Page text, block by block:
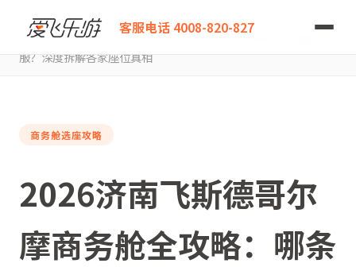
客服电话 4008-820-827
爱飞乐游
2026济南飞斯德哥尔摩商务舱全攻略：哪条转机路线坐得最舒
服？深度拆解各家座位真相
商务舱选座攻略
2026济南飞斯德哥尔
摩商务舱全攻略：哪条